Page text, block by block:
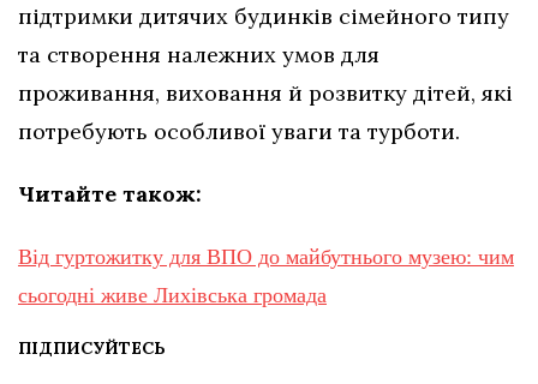
підтримки дитячих будинків сімейного типу
та створення належних умов для
проживання, виховання й розвитку дітей, які
потребують особливої уваги та турботи.
Читайте також:
Від гуртожитку для ВПО до майбутнього музею: чим
сьогодні живе Лихівська громада
ПІДПИСУЙТЕСЬ